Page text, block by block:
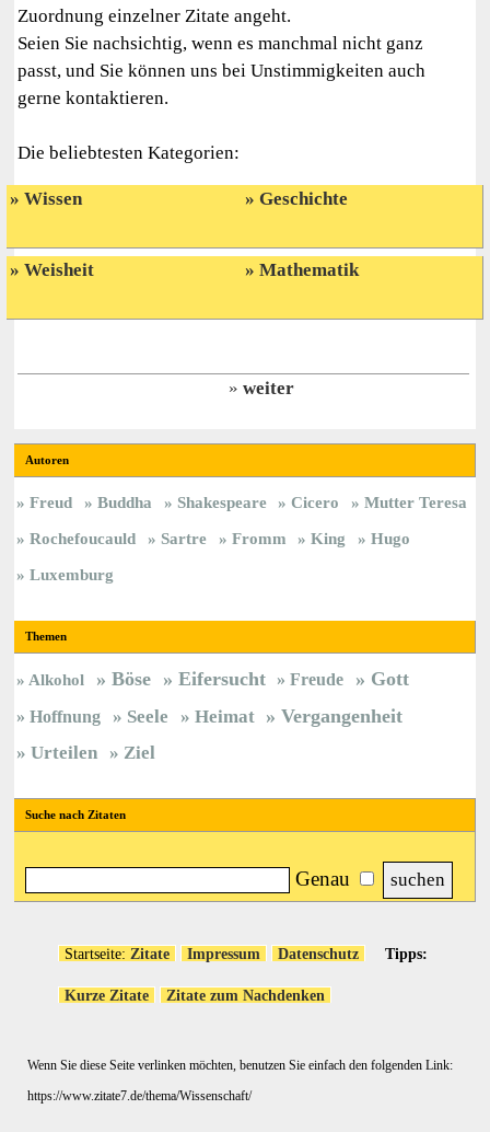
Zuordnung einzelner Zitate angeht.
Seien Sie nachsichtig, wenn es manchmal nicht ganz
passt, und Sie können uns bei Unstimmigkeiten auch
gerne kontaktieren.
Die beliebtesten Kategorien:
Wissen
Weisheit
Geschichte
Mathematik
weiter
Autoren
Freud Buddha Shakespeare Cicero
Mutter Teresa
Rochefoucauld
Sartre Fromm King
Hugo
Luxemburg
Themen
Alkohol Böse Eifersucht Freude Gott
Hoffnung Seele Heimat Vergangenheit
Urteilen Ziel
Suche nach Zitaten
Genau
Startseite: Zitate Impressum Datenschutz Tipps:
Kurze Zitate Zitate zum Nachdenken
Wenn Sie diese Seite verlinken möchten, benutzen Sie einfach den folgenden Link:
https://www.zitate7.de/thema/Wissenschaft/